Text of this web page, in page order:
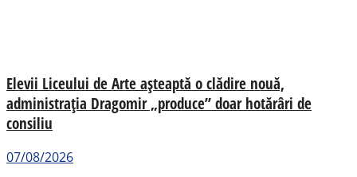
Elevii Liceului de Arte așteaptă o clădire nouă,
administrația Dragomir „produce” doar hotărâri de
consiliu
07/08/2026